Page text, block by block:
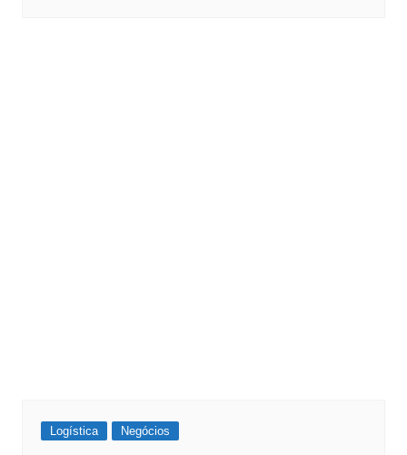
Logística Negócios